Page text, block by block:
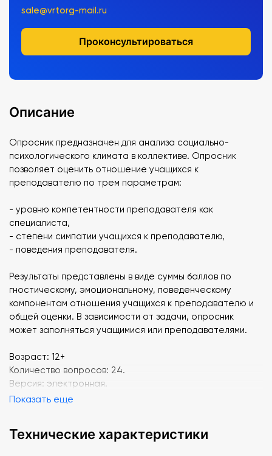
sale@vrtorg-mail.ru
Проконсультироваться
Описание
Опросник предназначен для анализа социально-
психологического климата в коллективе. Опросник
позволяет оценить отношение учащихся к
преподавателю по трем параметрам:
- уровню компетентности преподавателя как
специалиста,
- степени симпатии учащихся к преподавателю,
- поведения преподавателя.
Результаты представлены в виде суммы баллов по
гностическому, эмоциональному, поведенческому
компонентам отношения учащихся к преподавателю и
общей оценки. В зависимости от задачи, опросник
может заполняться учащимися или преподавателями.
Возраст: 12+
Количество вопросов: 24.
Версия: электронная.
Показать еще
Технические характеристики